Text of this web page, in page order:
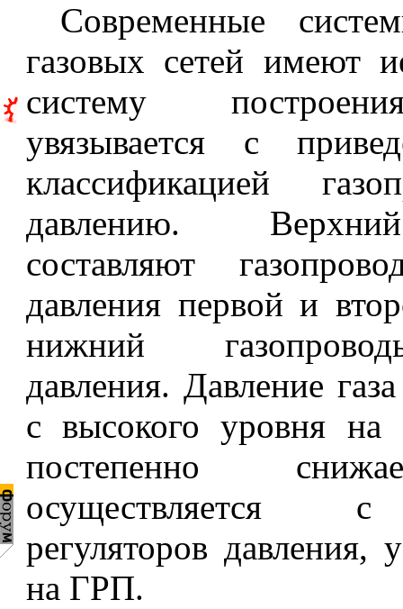
Современные
газовых сетей имеют
систему
увязывается с
классификацией
давлению.
составляют
давления первой и
нижний
давления. Давление
с высокого уровня на
постепенно
осуществляется
регуляторов давления,
на ГРП.